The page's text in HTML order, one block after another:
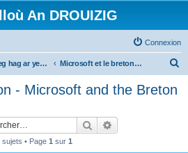
An DROUIZIG
Connexion
Ar stlenneg hag ar yezhoù bihan er bed a-bezh Microsoft et le breton - Microsoft and the Breton language
- Microsoft and the Breton
Rechercher
sujets • Page 1 sur 1